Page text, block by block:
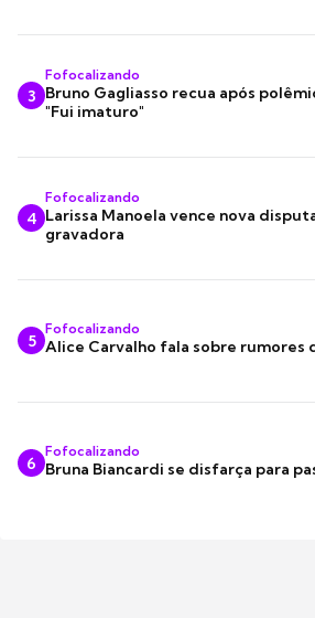
3
Fofocalizando
Bruno Gagliasso recua após
"Fui imaturo"
4
Fofocalizando
Larissa Manoela vence nova
gravadora
5
Fofocalizando
Alice Carvalho fala sobre rumores
6
Fofocalizando
Bruna Biancardi se disfarça para